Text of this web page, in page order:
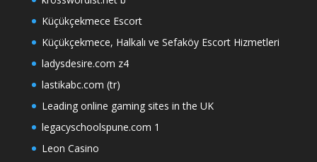
Küçükçekmece Escort
Küçükçekmece, Halkalı ve Sefaköy Escort Hizmetleri
ladysdesire.com z4
lastikabc.com (tr)
Leading online gaming sites in the UK
legacyschoolspune.com 1
Leon Casino